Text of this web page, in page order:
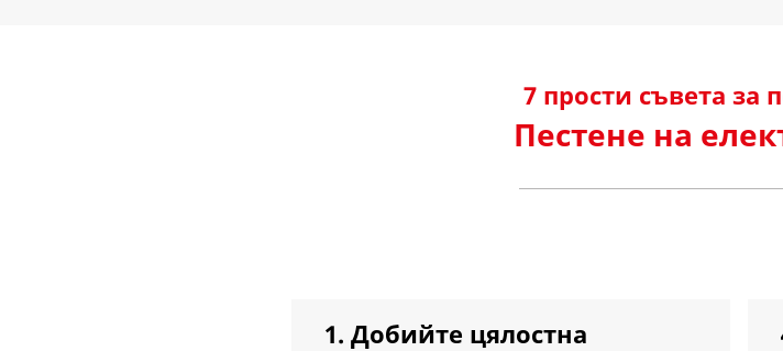
7 прости съвета за
Пестене на
1. Добийте цялостна